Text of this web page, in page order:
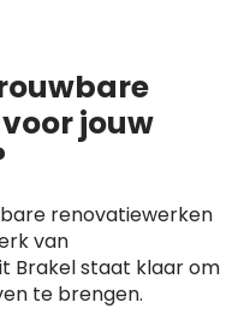
jouw
renovatiewerken
van
Brakel staat klaar om
te brengen.